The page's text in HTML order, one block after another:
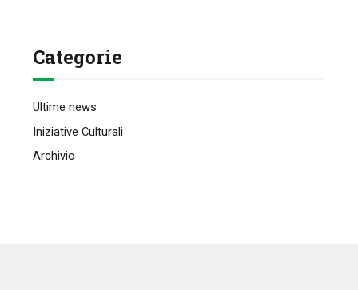
Categorie
Ultime news
Iniziative Culturali
Archivio